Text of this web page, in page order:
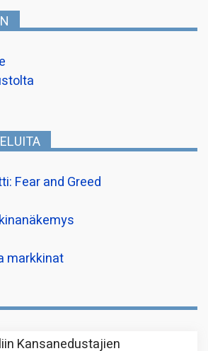
Fear and Greed
markkinat
Kansanedustajien